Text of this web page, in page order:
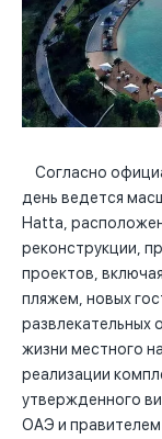
Согласно
день ведется
Hatta,
реконструкции,
проектов,
пляжем, новых
развлекательных
жизни местного
реализации
утвержденного
ОАЭ и